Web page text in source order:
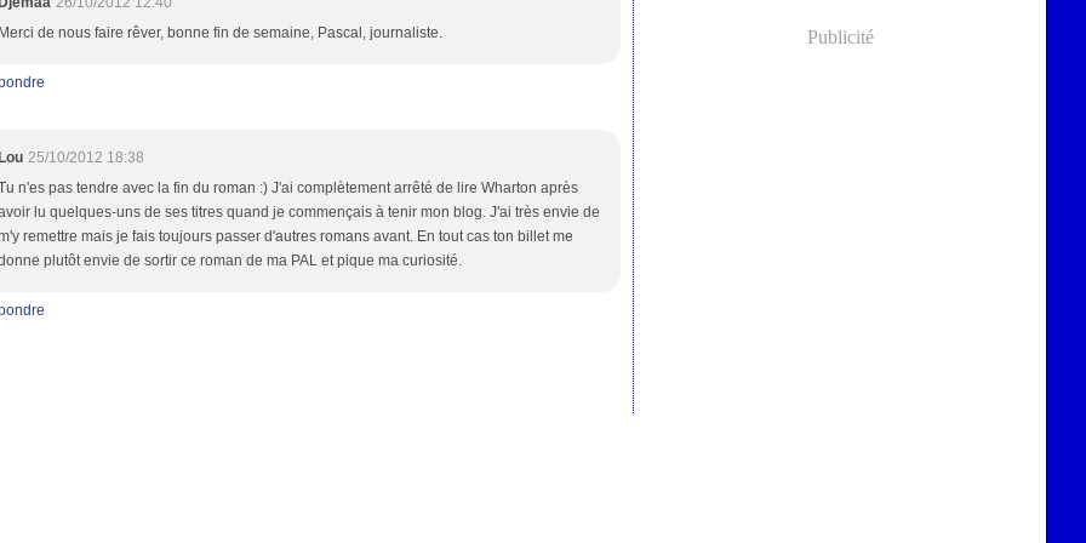
Merci de nous faire rêver, bonne fin de semaine, Pascal, journaliste.
Lou 25/10/2012 18:38
n'es pas tendre avec la fin du roman :) J'ai complètement arrêté de lire Wharton après
lu quelques-uns de ses titres quand je commençais à tenir mon blog. J'ai très envie de
remettre mais je fais toujours passer d'autres romans avant. En tout cas ton billet me
plutôt envie de sortir ce roman de ma PAL et pique ma curiosité.
Publicité